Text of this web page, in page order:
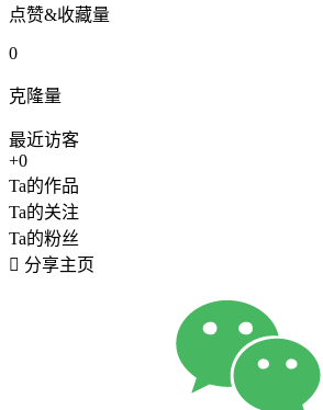
点赞&收藏量
0
克隆量
最近访客
+0
Ta的作品
Ta的关注
Ta的粉丝
 分享主页